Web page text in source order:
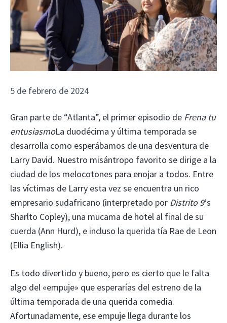
5 de febrero de 2024
Gran parte de “Atlanta”, el primer episodio de Frena tu
entusiasmoLa duodécima y última temporada se
desarrolla como esperábamos de una desventura de
Larry David. Nuestro misántropo favorito se dirige a la
ciudad de los melocotones para enojar a todos. Entre
las víctimas de Larry esta vez se encuentra un rico
empresario sudafricano (interpretado por Distrito 9‘s
Sharlto Copley), una mucama de hotel al final de su
cuerda (Ann Hurd), e incluso la querida tía Rae de Leon
(Ellia English).
Es todo divertido y bueno, pero es cierto que le falta
algo del «empuje» que esperarías del estreno de la
última temporada de una querida comedia.
Afortunadamente, ese empuje llega durante los